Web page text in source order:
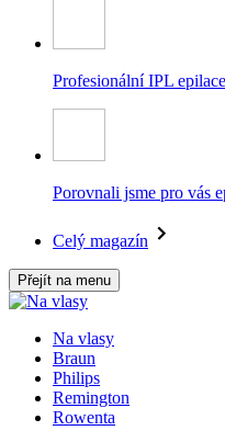
Profesionální IPL
Porovnali jsme pro vás
Celý magazín
Přejít na menu
Na vlasy
Braun
Philips
Remington
Rowenta